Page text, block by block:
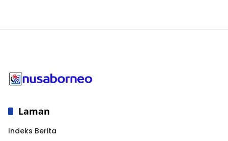
Laman
Indeks Berita